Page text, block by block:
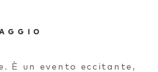
È un evento eccitante,